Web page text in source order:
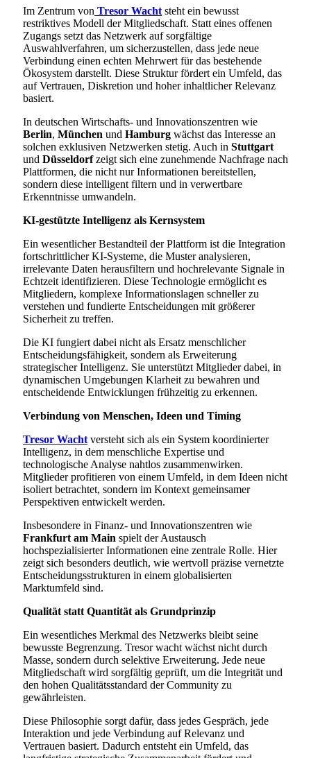
Im Zentrum von Tresor Wacht steht ein bewusst
restriktives Modell der Mitgliedschaft. Statt eines offenen
Zugangs setzt das Netzwerk auf sorgfältige
Auswahlverfahren, um sicherzustellen, dass jede neue
Verbindung einen echten Mehrwert für das bestehende
Ökosystem darstellt. Diese Struktur fördert ein Umfeld, das
auf Vertrauen, Diskretion und hoher inhaltlicher Relevanz
basiert.
In deutschen Wirtschafts- und Innovationszentren wie
Berlin, München und Hamburg wächst das Interesse an
solchen exklusiven Netzwerken stetig. Auch in Stuttgart
und Düsseldorfzeigt sich eine zunehmende Nachfrage nach
Plattformen, die nicht nur Informationen bereitstellen,
sondern diese intelligent filtern und in verwertbare
Erkenntnisse umwandeln.
KI-gestützte Intelligenz als Kernsystem
Ein wesentlicher Bestandteil der Plattform ist die Integration
fortschrittlicher KI-Systeme, die Muster analysieren,
irrelevante Daten herausfiltern und hochrelevante Signale in
Echtzeit identifizieren. Diese Technologie ermöglicht es
Mitgliedern, komplexe Informationslagen schneller zu
verstehen und fundierte Entscheidungen mit größerer
Sicherheit zu treffen.
Die KI fungiert dabei nicht als Ersatz menschlicher
Entscheidungsfähigkeit, sondern als Erweiterung
strategischer Intelligenz. Sie unterstützt Mitglieder dabei, in
dynamischen Umgebungen Klarheit zu bewahren und
entscheidende Entwicklungen frühzeitig zu erkennen.
Verbindung von Menschen, Ideen und Timing
Tresor Wacht versteht sich als ein System koordinierter
Intelligenz, in dem menschliche Expertise und
technologische Analyse nahtlos zusammenwirken.
Mitglieder profitieren von einem Umfeld, in dem Ideen nicht
isoliert betrachtet, sondern im Kontext gemeinsamer
Perspektiven entwickelt werden.
Insbesondere in Finanz- und Innovationszentren wie
Frankfurt am Main spielt der Austausch
hochspezialisierter Informationen eine zentrale Rolle. Hier
zeigt sich besonders deutlich, wie wertvoll präzise vernetzte
Entscheidungsstrukturen in einem globalisierten
Marktumfeld sind.
Qualität statt Quantität als Grundprinzip
Ein wesentliches Merkmal des Netzwerks bleibt seine
bewusste Begrenzung. Tresor wacht wächst nicht durch
Masse, sondern durch selektive Erweiterung. Jede neue
Mitgliedschaft wird sorgfältig geprüft, um die Integrität und
den hohen Qualitätsstandard der Community zu
gewährleisten.
Diese Philosophie sorgt dafür, dass jedes Gespräch, jede
Interaktion und jede Verbindung auf Relevanz und
Vertrauen basiert. Dadurch entsteht ein Umfeld, das